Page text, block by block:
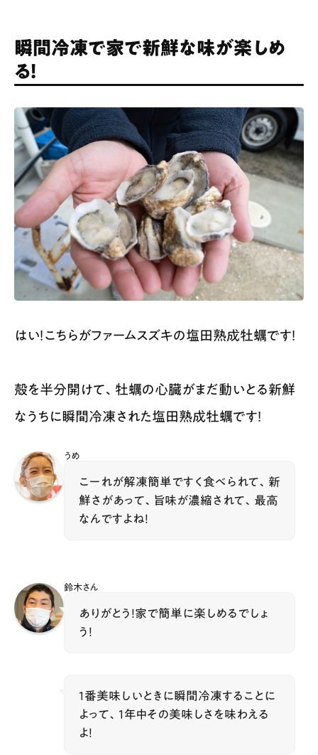
瞬間冷凍で家で新鮮な味が楽しめ
る！
はい！こちらがファームスズキの塩田熟成牡蠣です！
殻を半分開けて、牡蠣の心臓がまだ動いとる新鮮
なうちに瞬間冷凍された塩田熟成牡蠣です！
うめ
こーれが解凍簡単ですく食べられて、新
鮮さがあって、旨味が濃縮されて、最高
なんですよね！
鈴木さん
ありがとう！家で簡単に楽しめるでしょ
う！
1番美味しいときに瞬間冷凍することに
よって、1年中その美味しさを味わえる
よ！